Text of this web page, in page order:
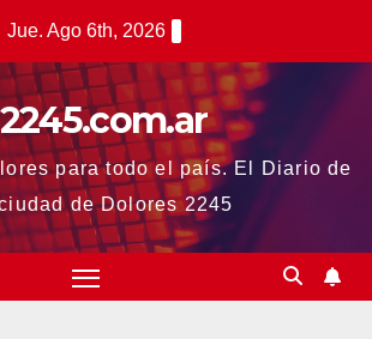
Jue. Ago 6th, 2026
2245.com.ar
para todo el país. El Diario de
de Dolores 2245